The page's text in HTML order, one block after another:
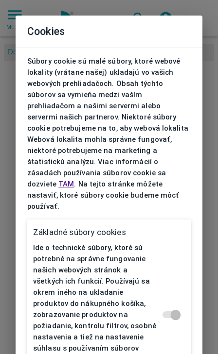
MENU
Domov
Cookies
Súbory cookie sú malé súbory, ktoré webové
lokality (vrátane našej) ukladajú vo vašich
webových prehliadačoch. Obsah týchto
súborov sa vymieňa medzi vaším
prehliadačom a našimi servermi alebo
servermi našich partnerov. Niektoré súbory
cookie potrebujeme na to, aby webová lokalita
Webová lokalita mohla správne fungovať,
niektoré potrebujeme na marketing a
štatistickú analýzu. Viac informácií o
zásadách používania súborov cookie sa
dozviete TAM. Na tejto stránke môžete
nastaviť, ktoré súbory cookie budeme môcť
používať.
Základné súbory cookies
Ide o technické súbory, ktoré sú
potrebné na správne fungovanie
našich webových stránok a
všetkých ich funkcií. Používajú sa
okrem iného na ukladanie
produktov do nákupného košíka,
zobrazovanie produktov na
požiadanie, kontrolu filtrov, osobné
nastavenia a tiež na nastavenie
súhlasu s používaním súborov